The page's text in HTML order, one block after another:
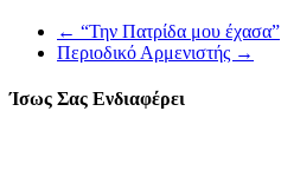
← “Την Πατρίδα μου έχασα”
Περιοδικό Αρμενιστής →
Ίσως Σας Ενδιαφέρει